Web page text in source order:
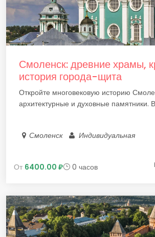
Смоленск: древние храмы,
история города-щита
Откройте многовековую историю
архитектурные и духовные памятники.
Смоленск Индивидуальная
От 6400.00 ₽ 0 часов